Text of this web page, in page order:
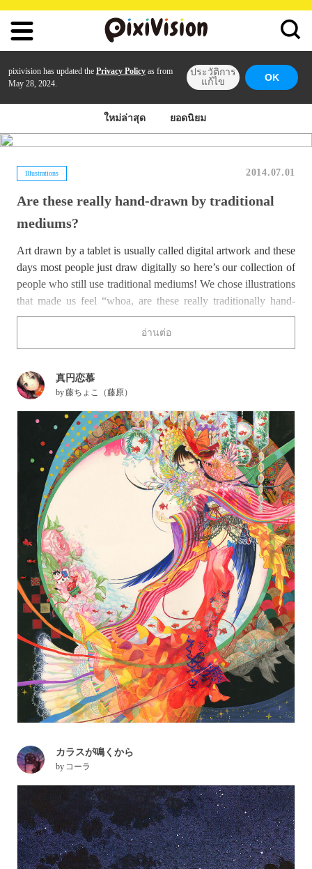
pixivision has updated the Privacy Policy as from
May 28, 2024.
ประวัติการ
แก้ไข
OK
ใหม่ล่าสุด ยอดนิยม
Illustrations 2014.07.01
Are these really hand-drawn by traditional
mediums?
Art drawn by a tablet is usually called digital artwork and these
days most people just draw digitally so here’s our collection of
people who still use traditional mediums! We chose illustrations
that made us feel “whoa, are these really traditionally hand-
drawn?” See what awesome traditional mediums can do when
อ่านต่อ
真円恋慕
by藤ちょこ（藤原）
カラスが鳴くから
by コーラ